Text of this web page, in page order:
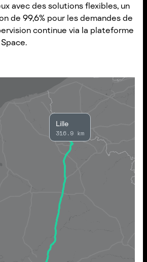
avec des solutions flexibles, un
de 99,6% pour les demandes de
continue via la plateforme
Lille
316.9 km